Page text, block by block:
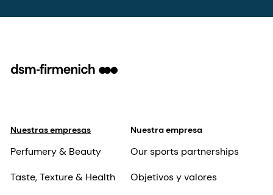
Nuestras empresas
Perfumery & Beauty
Taste, Texture & Health
Nuestra empresa
Our sports partnerships
Objetivos y valores